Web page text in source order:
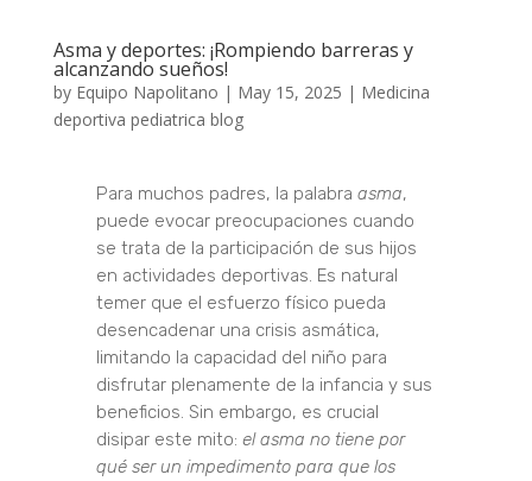
Asma y deportes: ¡Rompiendo barreras y
alcanzando sueños!
by Equipo Napolitano | May 15, 2025 | Medicina
deportiva pediatrica blog
Para muchos padres, la palabra asma,
puede evocar preocupaciones cuando
se trata de la participación de sus hijos
en actividades deportivas. Es natural
temer que el esfuerzo físico pueda
desencadenar una crisis asmática,
limitando la capacidad del niño para
disfrutar plenamente de la infancia y sus
beneficios. Sin embargo, es crucial
disipar este mito: el asma no tiene por
qué ser un impedimento para que los